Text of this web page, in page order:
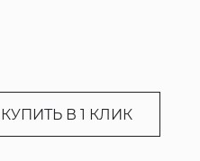
КУПИТЬ В 1 КЛИК